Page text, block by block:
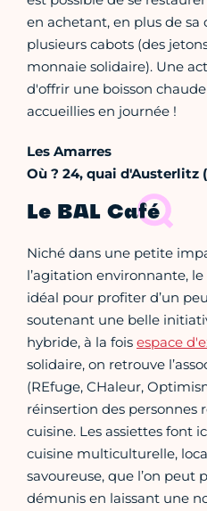
en achetant, en plus de
plusieurs cabots (des
monnaie solidaire). Une
d'offrir une boisson
accueillies en journée !
Les Amarres
Où ? 24, quai d'Austerlitz
Le BAL Café
Niché dans une petite
l’agitation environnante,
idéal pour profiter d’un
soutenant une belle
hybride, à la fois espace
solidaire, on retrouve
(REfuge, CHaleur,
réinsertion des personnes
cuisine. Les assiettes font
cuisine multiculturelle,
savoureuse, que l’on peut
démunis en laissant une